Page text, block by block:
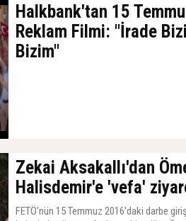
Halkbank'tan 15
Reklam Filmi: "İrade
Bizim"
Zekai Aksakallı'dan
Halisdemir'e 'vefa'
FETÖ'nün 15 Temmuz 2016'daki darbe